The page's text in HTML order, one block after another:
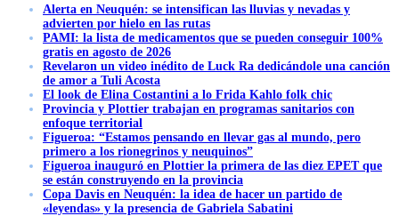
Alerta en Neuquén: se intensifican las lluvias y nevadas y
advierten por hielo en las rutas
PAMI: la lista de medicamentos que se pueden conseguir 100%
gratis en agosto de 2026
Revelaron un video inédito de Luck Ra dedicándole una canción
de amor a Tuli Acosta
El look de Elina Costantini a lo Frida Kahlo folk chic
Provincia y Plottier trabajan en programas sanitarios con
enfoque territorial
Figueroa: “Estamos pensando en llevar gas al mundo, pero
primero a los rionegrinos y neuquinos”
Figueroa inauguró en Plottier la primera de las diez EPET que
se están construyendo en la provincia
Copa Davis en Neuquén: la idea de hacer un partido de
«leyendas» y la presencia de Gabriela Sabatini